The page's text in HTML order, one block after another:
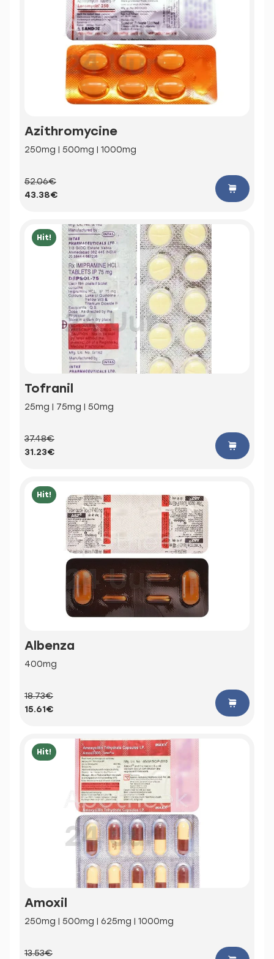
Azithromycine
250mg | 500mg | 1000mg
52.06€
43.38€
Hit!
Tofranil
25mg | 75mg | 50mg
37.48€
31.23€
Hit!
Albenza
400mg
18.73€
15.61€
Hit!
Amoxil
250mg | 500mg | 625mg | 1000mg
13.53€